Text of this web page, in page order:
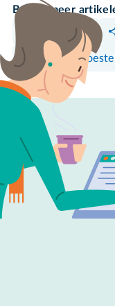
Bekijk meer
WhatsApp
Android-toestel